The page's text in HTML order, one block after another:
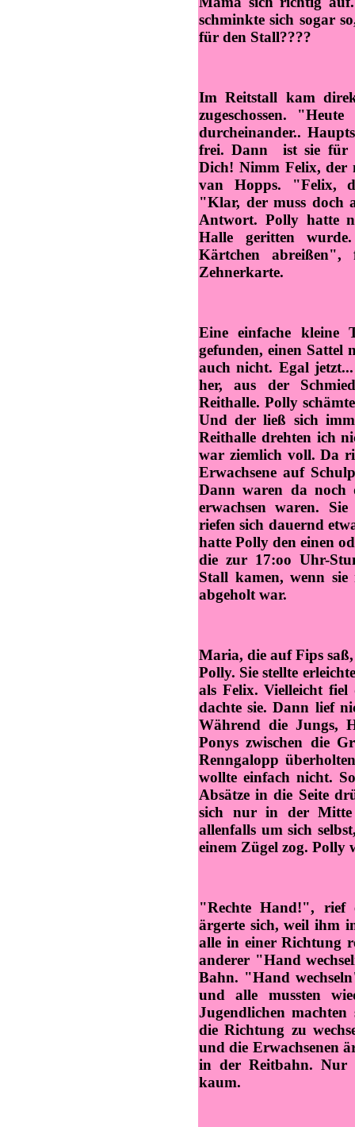
schminkte sich sogar
für den Stall????
Im Reitstall kam
zugeschossen.
durcheinander..
frei. Dann ist sie für
Dich! Nimm Felix, der
van Hopps. "Felix,
"Klar, der muss doch
Antwort. Polly hatte
Halle geritten
Kärtchen
Zehnerkarte.
Eine einfache
gefunden, einen Sattel
auch nicht. Egal
her, aus der
Reithalle. Polly
Und der ließ sich
Reithalle drehten ich
war ziemlich voll. Da
Erwachsene auf
Dann waren da noch
erwachsen waren.
riefen sich dauernd
hatte Polly den einen
die zur 17:oo Uhr-
Stall kamen, wenn
abgeholt war.
Maria, die auf Fips
Polly. Sie stellte
als Felix. Vielleicht fiel
dachte sie. Dann lief
Während die Jungs,
Ponys zwischen die
Renngalopp
wollte einfach nicht.
Absätze in die Seite
sich nur in der
allenfalls um sich
einem Zügel zog. Polly
"Rechte Hand!", rief
ärgerte sich, weil ihm
alle in einer Richtung
anderer "Hand
Bahn. "Hand
und alle mussten
Jugendlichen
die Richtung zu
und die Erwachsenen
in der Reitbahn. Nur
kaum.